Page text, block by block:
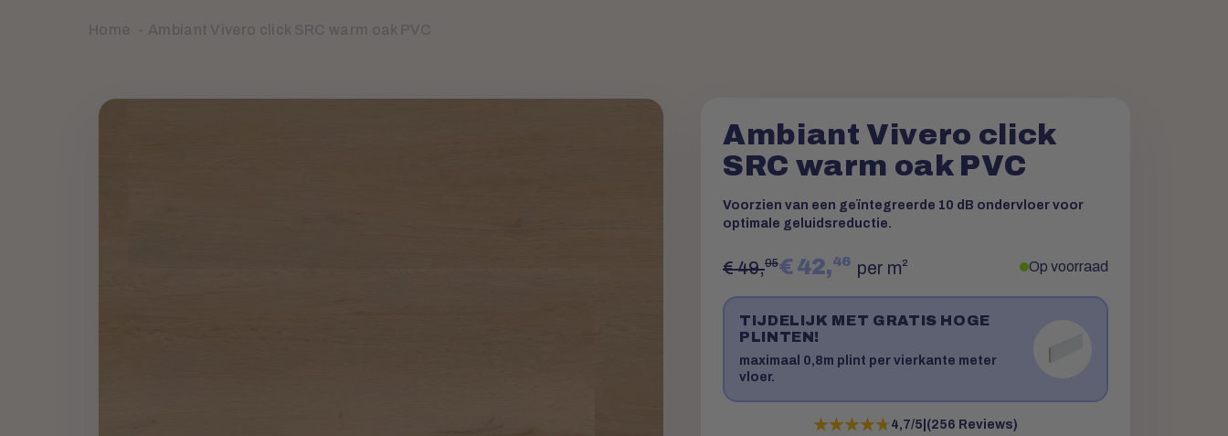
Home Ambiant Vivero click SRC warm oak PVC
Ambiant Vivero click
SRC warm oak PVC
Voorzien van een geïntegreerde 10 dB ondervloer voor
optimale geluidsreductie.
€ 49,95€ 42,46 per m² Op voorraad
TIJDELIJK MET GRATIS HOGE
PLINTEN!
maximaal 0,8m plint per vierkante meter
vloer.
★★★★★
★★★★★ 4,7/5 (256 Reviews)